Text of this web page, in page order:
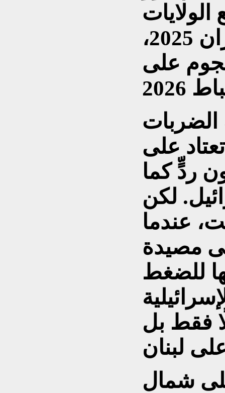
المتحدة، في يوينو/حزيران 2025،
على
على
ردٍّ كما
لكن
عندما
مصيدة
للضغط
فقط بل
شمال